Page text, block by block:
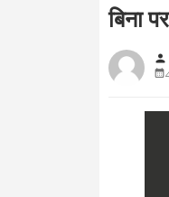
बिना
person